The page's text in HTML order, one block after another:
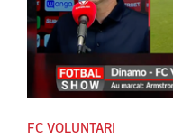
FC VOLUNTARI